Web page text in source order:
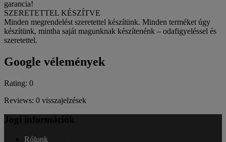
garancia!
SZERETETTEL KÉSZÍTVE
Minden megrendelést szeretettel készítünk. Minden terméket úgy
készítünk, mintha saját magunknak készítenénk – odafigyeléssel és
szeretettel.
Google vélemények
Rating: 0
Reviews: 0 visszajelzések
Jogi információk
Rólunk